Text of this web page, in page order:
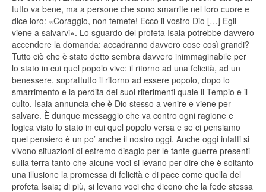
tutto va bene, ma a persone che sono smarrite nel loro cuore e
dice loro: «Coraggio, non temete! Ecco il vostro Dio […] Egli
viene a salvarvi». Lo sguardo del profeta Isaia potrebbe davvero
accendere la domanda: accadranno davvero cose così grandi?
Tutto ciò che è stato detto sembra davvero inimmaginabile per
lo stato in cui quel popolo vive: il ritorno ad una felicità, ad un
benessere, soprattutto il ritorno ad essere popolo, dopo lo
smarrimento e la perdita dei suoi riferimenti quale il Tempio e il
culto. Isaia annuncia che è Dio stesso a venire e viene per
salvare. È dunque messaggio che va contro ogni ragione e
logica visto lo stato in cui quel popolo versa e se ci pensiamo
quel pensiero è un po’ anche il nostro oggi. Anche oggi infatti si
vivono situazioni di estremo disagio per le tante guerre presenti
sulla terra tanto che alcune voci si levano per dire che è soltanto
una illusione la promessa di felicità e di pace come quella del
profeta Isaia; di più, si levano voci che dicono che la fede stessa